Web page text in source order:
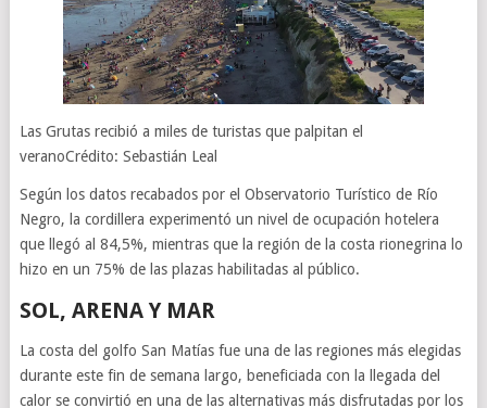
Las Grutas recibió a miles de turistas que palpitan el
veranoCrédito: Sebastián Leal
Según los datos recabados por el Observatorio Turístico de Río
Negro, la cordillera experimentó un nivel de ocupación hotelera
que llegó al 84,5%, mientras que la región de la costa rionegrina lo
hizo en un 75% de las plazas habilitadas al público.
SOL, ARENA Y MAR
La costa del golfo San Matías fue una de las regiones más elegidas
durante este fin de semana largo, beneficiada con la llegada del
calor se convirtió en una de las alternativas más disfrutadas por los